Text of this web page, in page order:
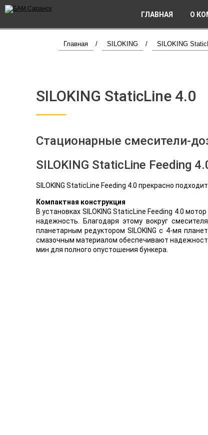
ГЛАВНАЯ О
Главная / SILOKING / SILOKING
SILOKING StaticLine 4.0
Стационарные смесители-
SILOKING StaticLine Feeding
SILOKING StaticLine Feeding 4.0 прекрасно
Компактная конструкция
В установках SILOKING StaticLine Feeding 4.0
надежность. Благодаря этому вокруг
планетарным редуктором SILOKING с 4-мя
смазочным материалом обеспечивают
мин для полного опустошения бункера.